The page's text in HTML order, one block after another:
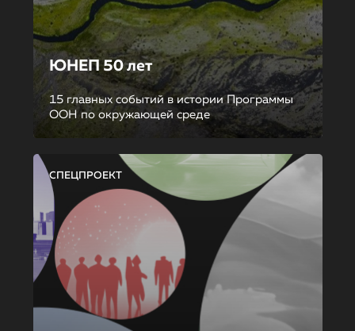
ЮНЕП 50 лет
15 главных событий в истории Программы
ООН по окружающей среде
СПЕЦПРОЕКТ